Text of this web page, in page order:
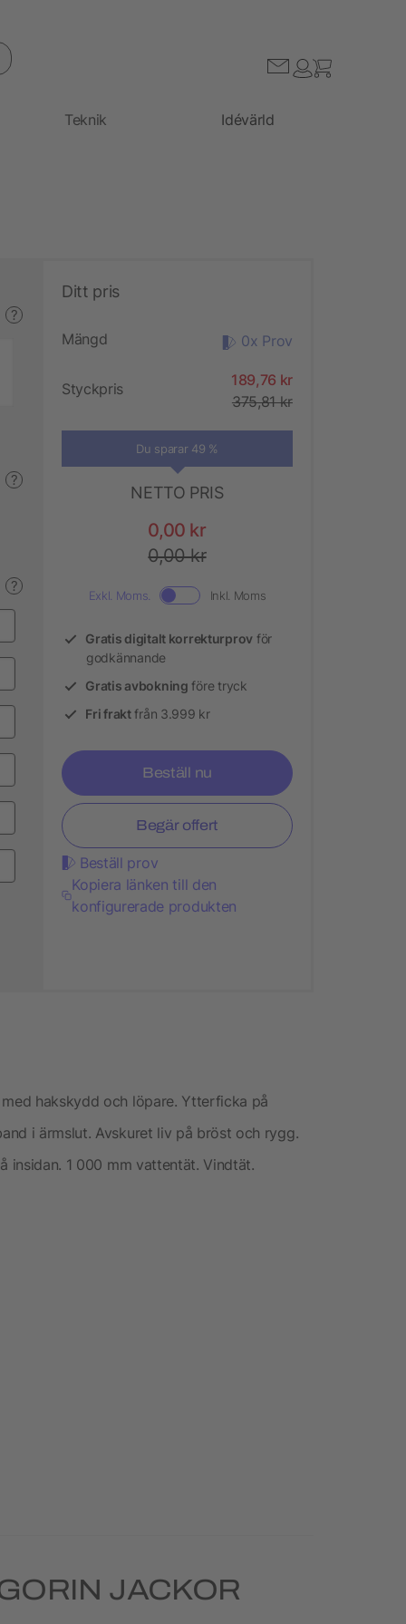
Teknik Idévärld
?
?
?
Ditt pris
Mängd 0x Prov
Styckpris
189,76 kr
375,81 kr
Du sparar 49 %
NETTO PRIS
0,00 kr
0,00 kr
Exkl. Moms. Inkl. Moms
Gratis digitalt korrekturprov för
godkännande
Gratis avbokning före tryck
Fri fraktfrån 3.999 kr
Beställ nu
Begär offert
Beställ prov
Kopiera länken till den
konfigurerade produkten
hakskydd och löpare. Ytterficka på
i ärmslut. Avskuret liv på bröst och rygg.
insidan. 1 000 mm vattentät. Vindtät.
JACKOR